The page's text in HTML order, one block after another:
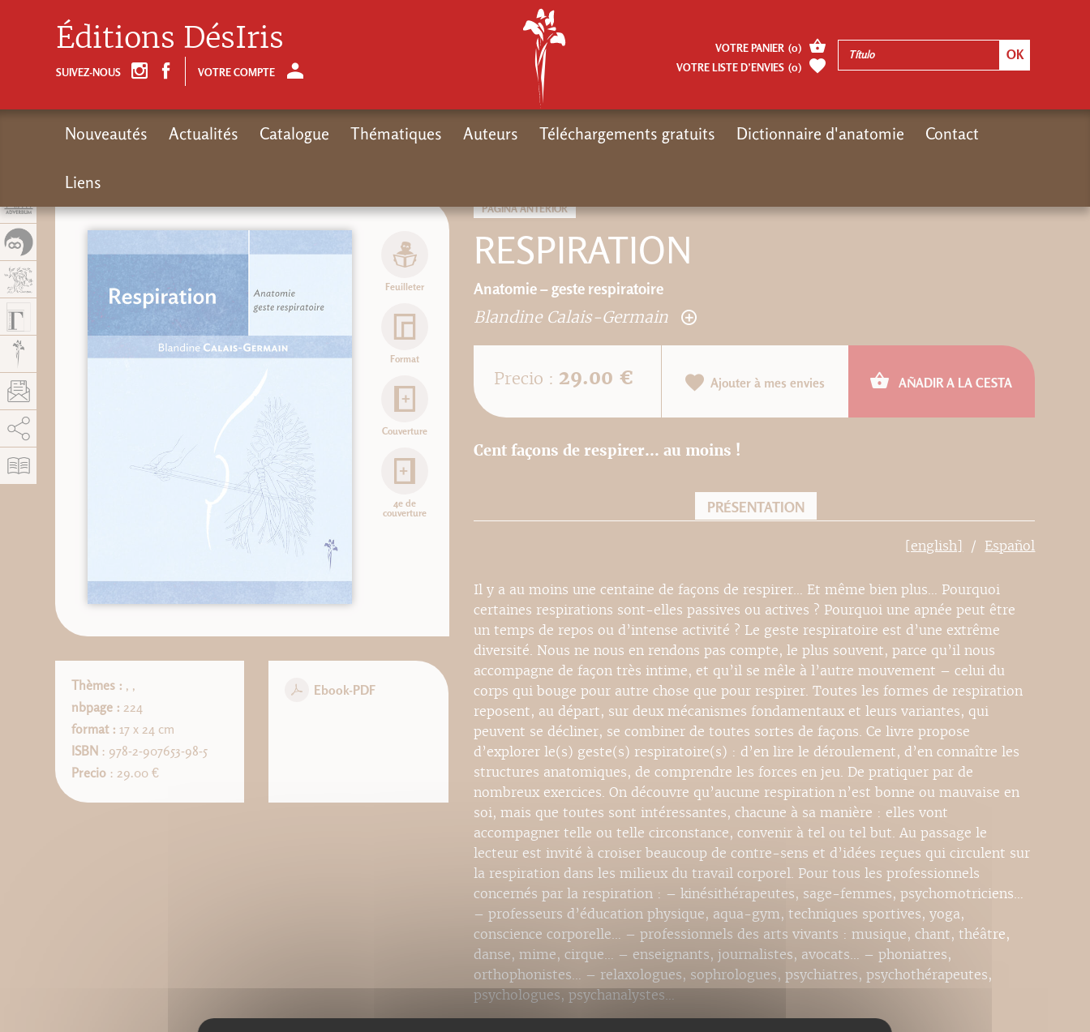
PÁGINA ANTERIOR
RESPIRATION
Anatomie – geste respiratoire
Blandine Calais-Germain
Feuilleter
Format
Couverture
4e de
couverture
Thèmes : , ,
nbpage : 224
format : 17 x 24 cm
ISBN : 978-2-907653-98-5
Precio: 29.00 €
Ebook-PDF
Precio : 29.00 € Ajouter à mes envies AÑADIR A LA CESTA
Cent façons de respirer... au moins !
PRÉSENTATION
[english] Español
Il y a au moins une centaine de façons de respirer… Et même bien plus… Pourquoi
certaines respirations sont-elles passives ou actives ? Pourquoi une apnée peut être
un temps de repos ou d’intense activité ? Le geste respiratoire est d’une extrême
diversité. Nous ne nous en rendons pas compte, le plus souvent, parce qu’il nous
accompagne de façon très intime, et qu’il se mêle à l’autre mouvement – celui du
corps qui bouge pour autre chose que pour respirer. Toutes les formes de respiration
reposent, au départ, sur deux mécanismes fondamentaux et leurs variantes, qui
peuvent se décliner, se combiner de toutes sortes de façons. Ce livre propose
d’explorer le(s) geste(s) respiratoire(s) : d’en lire le déroulement, d’en connaître les
structures anatomiques, de comprendre les forces en jeu. De pratiquer par de
nombreux exercices. On découvre qu’aucune respiration n’est bonne ou mauvaise en
soi, mais que toutes sont intéressantes, chacune à sa manière : elles vont
accompagner telle ou telle circonstance, convenir à tel ou tel but. Au passage le
lecteur est invité à croiser beaucoup de contre-sens et d’idées reçues qui circulent sur
la respiration dans les milieux du travail corporel. Pour tous les professionnels
concernés par la respiration : – kinésithérapeutes, sage-femmes, psychomotriciens…
– professeurs d’éducation physique, aqua-gym, techniques sportives, yoga,
conscience corporelle… – professionnels des arts vivants : musique, chant, théâtre,
danse, mime, cirque… – enseignants, journalistes, avocats… – phoniatres,
orthophonistes… – relaxologues, sophrologues, psychiatres, psychothérapeutes,
psychologues, psychanalystes…
Éditions DésIris
SUIVEZ-NOUS VOTRE COMPTE
VOTRE PANIER (0)
VOTRE LISTE D’ENVIES (0)
Nouveautés Actualités Catalogue Thématiques Auteurs Téléchargements gratuits Dictionnaire d'anatomie Contact
Liens